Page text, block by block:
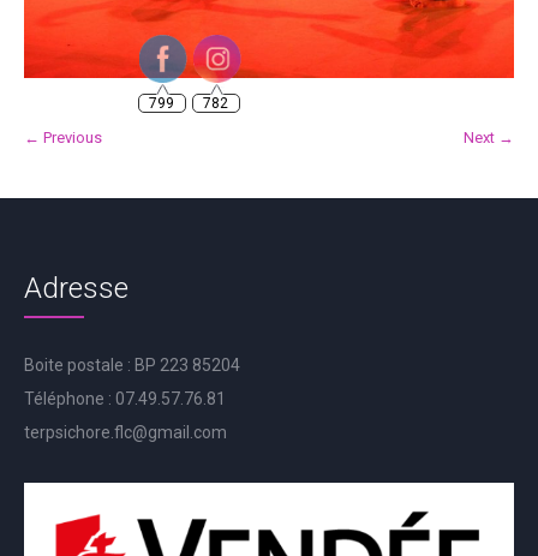
← Previous Next →
Adresse
Boite postale : BP 223 85204
Téléphone : 07.49.57.76.81
terpsichore.flc@gmail.com
799 782